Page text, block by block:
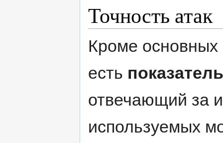
Точность атак
Кроме основных
есть
отвечающий за
используемых